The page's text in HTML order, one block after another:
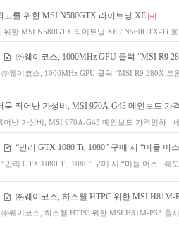
고를 위한 MSI N580GTX 라이트닝 XE
위한 MSI N580GTX 라이트닝 XE / N560GTX-Ti
㈜웨이코스, 1000MHz GPU 클럭 “MSI R9
㈜웨이코스, 1000MHz GPU 클럭 “MSI R9 280X
욱 뛰어난 가성비, MSI 970A-G43 메인보드 가
어난 가성비, MSI 970A-G43 메인보드 가격인하
“만리 GTX 1080 Ti, 1080” 구매 시 “미들
“만리 GTX 1080 Ti, 1080” 구매 시 “미들 어스 :
㈜웨이코스, 하스웰 HTPC 위한 MSI H81M-
㈜웨이코스, 하스웰 HTPC 위한 MSI H81M-P33